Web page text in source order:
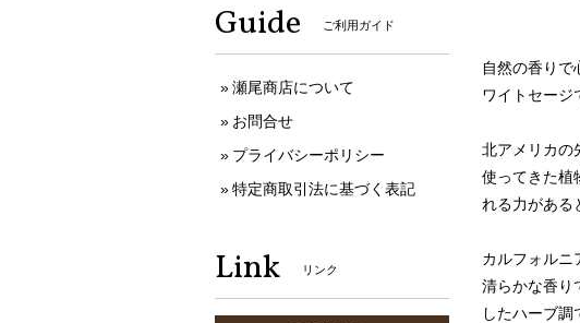
自然の香りで
ワイトセージ
北アメリカの
使ってきた植
れる力がある
カルフォルニ
清らかな香り
したハーブ
Guide ご利用ガイド
瀬尾商店について
お問合せ
プライバシーポリシー
特定商取引法に基づく表記
Link リンク